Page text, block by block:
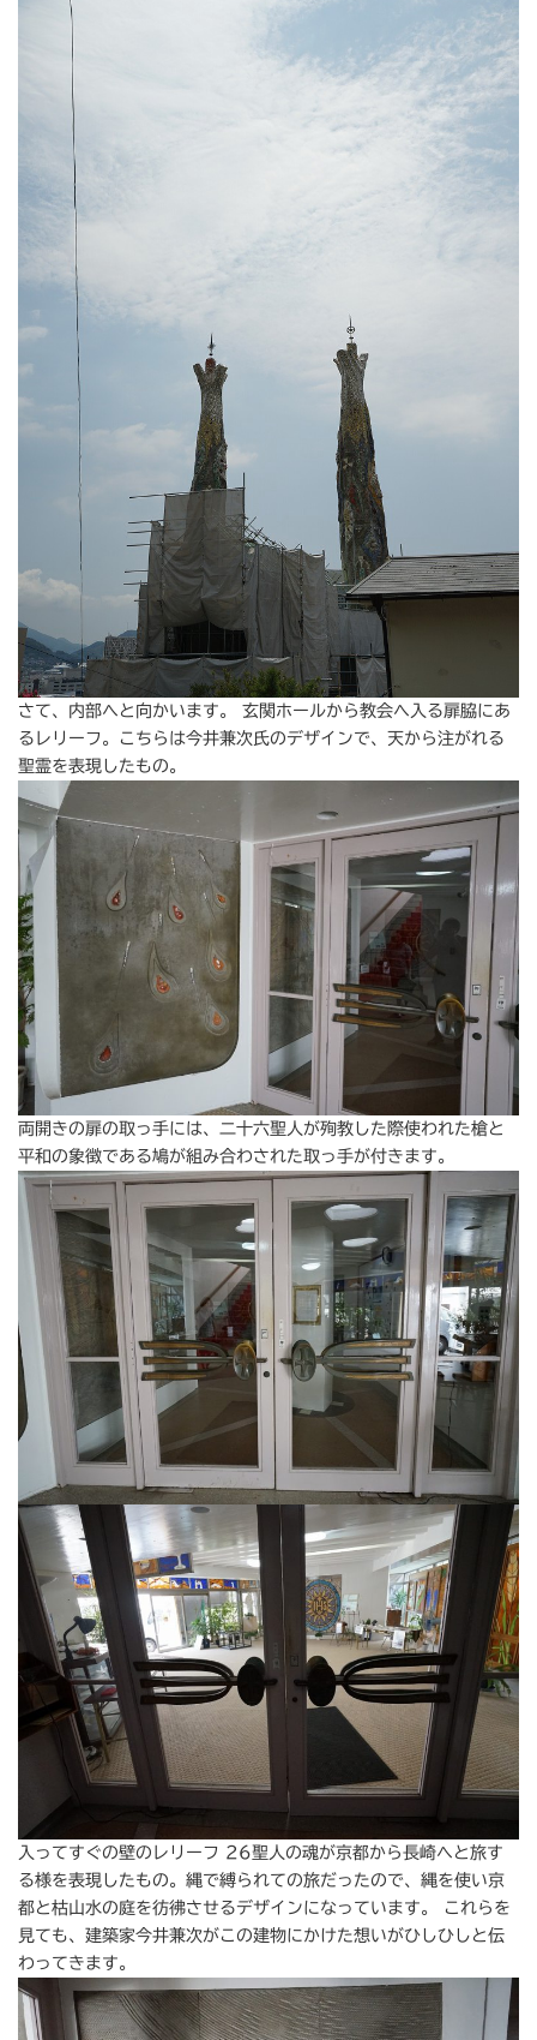
さて、内部へと向かいます。 玄関ホールから教会へ入る扉脇にあ
るレリーフ。こちらは今井兼次氏のデザインで、天から注がれる
聖霊を表現したもの。
両開きの扉の取っ手には、二十六聖人が殉教した際使われた槍と
平和の象徴である鳩が組み合わされた取っ手が付きます。
入ってすぐの壁のレリーフ 26聖人の魂が京都から長崎へと旅す
る様を表現したもの。縄で縛られての旅だったので、縄を使い京
都と枯山水の庭を彷彿させるデザインになっています。 これらを
見ても、建築家今井兼次がこの建物にかけた想いがひしひしと伝
わってきます。